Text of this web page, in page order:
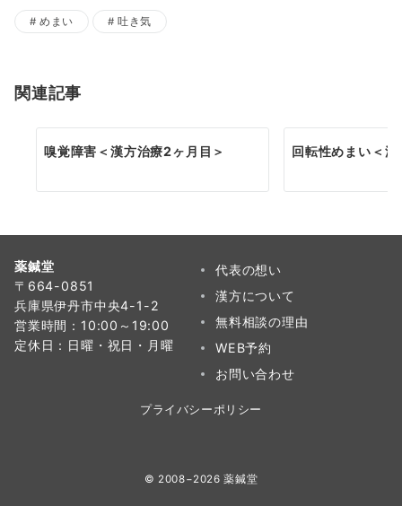
めまい 吐き気
関連記事
嗅覚障害＜漢方治療2ヶ月目＞ 回転性めまい＜
薬鍼堂
〒664-0851
兵庫県伊丹市中央4-1-2
営業時間：10:00～19:00
定休日：日曜・祝日・月曜
代表の想い
漢方について
無料相談の理由
WEB予約
お問い合わせ
プライバシーポリシー
© 2008−2026薬鍼堂